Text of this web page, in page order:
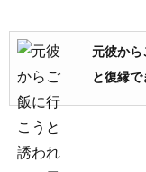
元彼か
と復縁